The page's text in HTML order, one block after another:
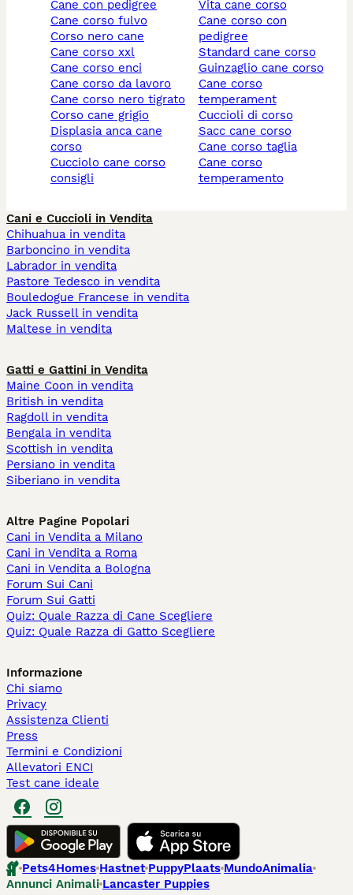
cane con pedigree
cane corso fulvo
corso nero cane
cane corso xxl
cane corso enci
cane corso da lavoro
cane corso nero tigrato
corso cane grigio
displasia anca cane
corso
cucciolo cane corso
consigli
vita cane corso
cane corso con
pedigree
standard cane corso
guinzaglio cane corso
cane corso
temperament
cuccioli di corso
sacc cane corso
cane corso taglia
cane corso
temperamento
Cani e Cuccioli in Vendita
Chihuahua in vendita
Barboncino in vendita
Labrador in vendita
Pastore Tedesco in vendita
Bouledogue Francese in vendita
Jack Russell in vendita
Maltese in vendita
Gatti e Gattini in Vendita
Maine Coon in vendita
British in vendita
Ragdoll in vendita
Bengala in vendita
Scottish in vendita
Persiano in vendita
Siberiano in vendita
Altre Pagine Popolari
Cani in Vendita a Milano
Cani in Vendita a Roma
Cani in Vendita a Bologna
Forum Sui Cani
Forum Sui Gatti
Quiz: Quale Razza di Cane Scegliere
Quiz: Quale Razza di Gatto Scegliere
Informazione
Chi siamo
Privacy
Assistenza Clienti
Press
Termini e Condizioni
Allevatori ENCI
Test cane ideale
Pets4Homes Hastnet PuppyPlaats MundoAnimalia
Annunci Animali Lancaster Puppies